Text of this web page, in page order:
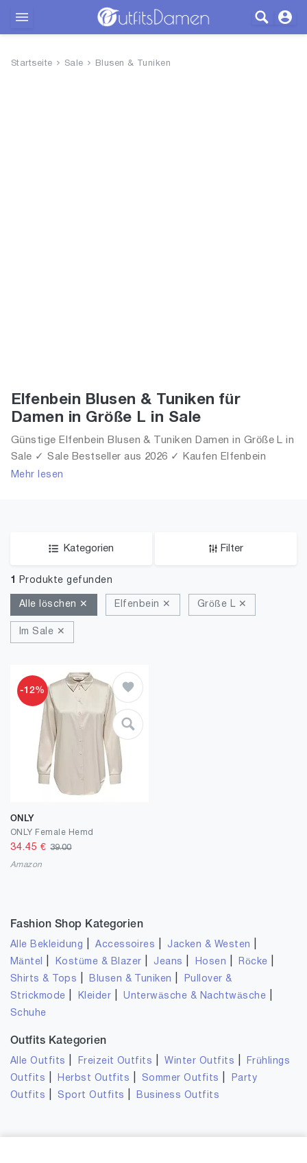
Startseite Sale Blusen & Tuniken
Elfenbein Blusen & Tuniken für
Damen in Größe L in Sale
Günstige Elfenbein Blusen & Tuniken Damen in Größe L in
Sale ✓ Sale Bestseller aus 2026 ✓ Kaufen Elfenbein
Blusen & Tuniken für Frauen in Größe L in Sale!
Mehr lesen
Kategorien Filter
1 Produkte gefunden
Alle löschen ✕ Elfenbein ✕ Größe L ✕
Im Sale ✕
-12%
ONLY
ONLY Female Hemd
34.45 €39.00
Amazon
Fashion Shop Kategorien
Alle Bekleidung |Accessoires Jacken & Westen
Mäntel Kostüme & Blazer Jeans Hosen Röcke
Shirts & Tops Blusen & Tuniken
Pullover &
Strickmode
Kleider |Unterwäsche & Nachtwäsche
Schuhe
Outfits Kategorien
Alle Outfits Freizeit Outfits |Winter Outfits
Frühlings
Outfits
Herbst Outfits Sommer Outfits
Party
Outfits
Sport Outfits Business Outfits